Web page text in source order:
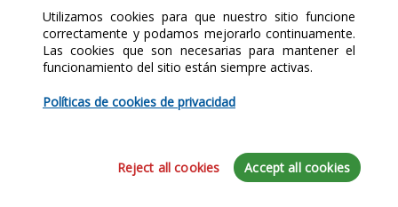
$208.25
Agregar al Carrito
Políticas de devolución
Copyright 2025 Bicimex®. All rights reserved. Today is Viernes,
Agosto 7, 2026
Utilizamos cookies para que nuestro sitio funcione
correctamente y podamos mejorarlo continuamente.
Las cookies que son necesarias para mantener el
funcionamiento del sitio están siempre activas.
Políticas de cookies de privacidad
Reject all cookies Accept all cookies